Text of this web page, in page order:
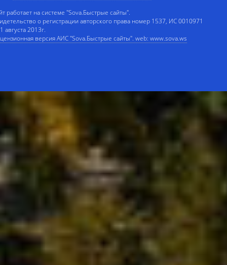
работает на системе "Sova.Быстрые сайты".
о регистрации авторского права номер 1537, ИС 0010971
августа 2013г.
версия АИС "Sova.Быстрые сайты". web: www.sova.ws